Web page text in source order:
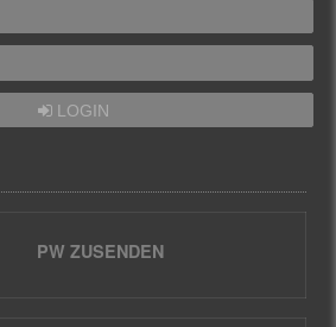
LOGIN
PW ZUSENDEN